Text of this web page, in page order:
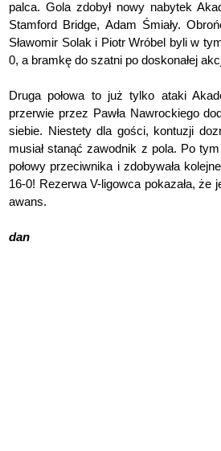
palca. Gola zdobył nowy nabytek
Stamford Bridge, Adam Śmiały.
Sławomir Solak i Piotr Wróbel byli w
0, a bramkę do szatni po doskonałej
Druga połowa to już tylko ataki
przerwie przez Pawła Nawrockiego
siebie. Niestety dla gości, kontuzji
musiał stanąć zawodnik z pola. Po
połowy przeciwnika i zdobywała
16-0! Rezerwa V-ligowca pokazała, że
awans.
dan